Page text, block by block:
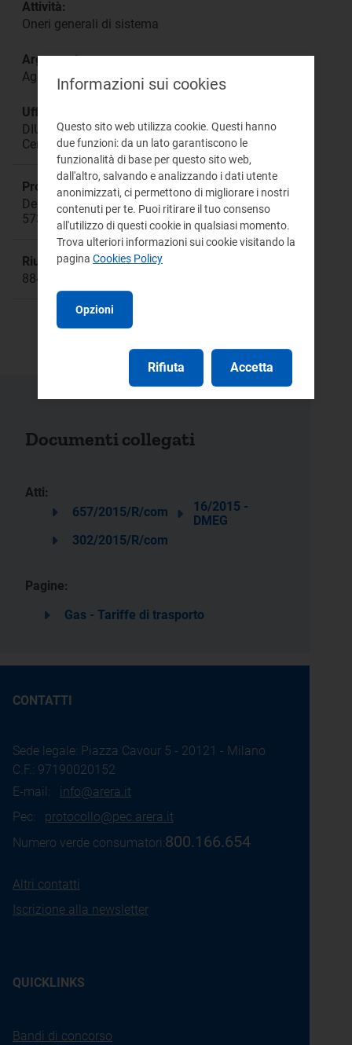
Attività:
Oneri generali di sistema
Argomento:
Aggiornamento
Ufficio responsabile:
DIUC Direzione Infrastrutture, Unbundling e
Certificazione
Procedimento:
Deliberazioni: ARG/elt 199/11; 514/2013/R/gas;
573/2013/R/gas
Riunione:
884bis
Documenti collegati
Atti:
657/2015/R/com
16/2015 -
DMEG
302/2015/R/com
Pagine:
Gas - Tariffe di trasporto
CONTATTI
Sede legale: Piazza Cavour 5 - 20121 - Milano
C.F.: 97190020152
E-mail: info@arera.it
Pec: protocollo@pec.arera.it
Numero verde consumatori:800.166.654
Altri contatti
Iscrizione alla newsletter
QUICKLINKS
Bandi di concorso
Informazioni sui cookies
Questo sito web utilizza cookie. Questi hanno
due funzioni: da un lato garantiscono le
funzionalità di base per questo sito web,
dall'altro, salvando e analizzando i dati utente
anonimizzati, ci permettono di migliorare i nostri
contenuti per te. Puoi ritirare il tuo consenso
all'utilizzo di questi cookie in qualsiasi momento.
Trova ulteriori informazioni sui cookie visitando la
pagina Cookies Policy
Opzioni
Rifiuta Accetta